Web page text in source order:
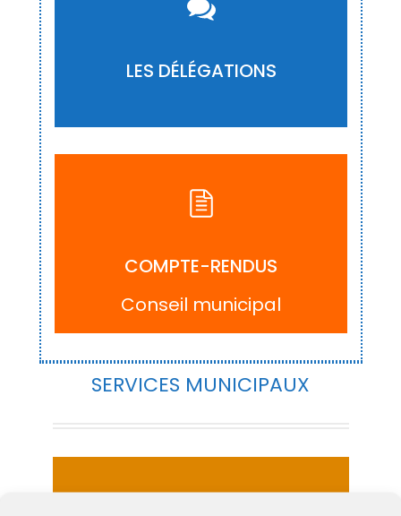
LES DÉLÉGATIONS
ACCÉDER
COMPTE-RENDUS
Conseil municipal
ACCÉDER
SERVICES MUNICIPAUX